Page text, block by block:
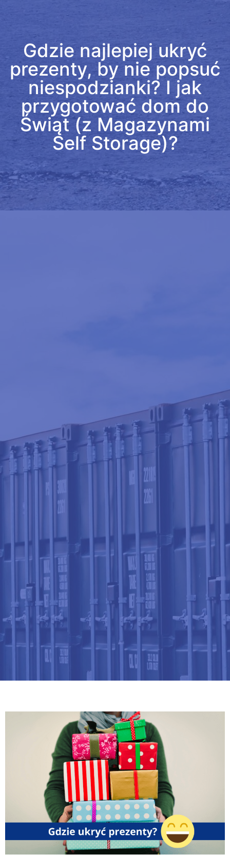
Gdzie najlepiej ukryć
prezenty, by nie popsuć
niespodzianki? I jak
przygotować dom do
Świąt (z Magazynami
Self Storage)?